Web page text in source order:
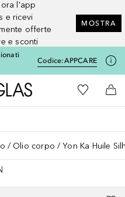
l'app
e ricevi
offerte
e sconti
MOSTRA
Codice:APPCARE
A Douglas HomeAlla Mia
Al
Olio corpo Yon Ka Huile